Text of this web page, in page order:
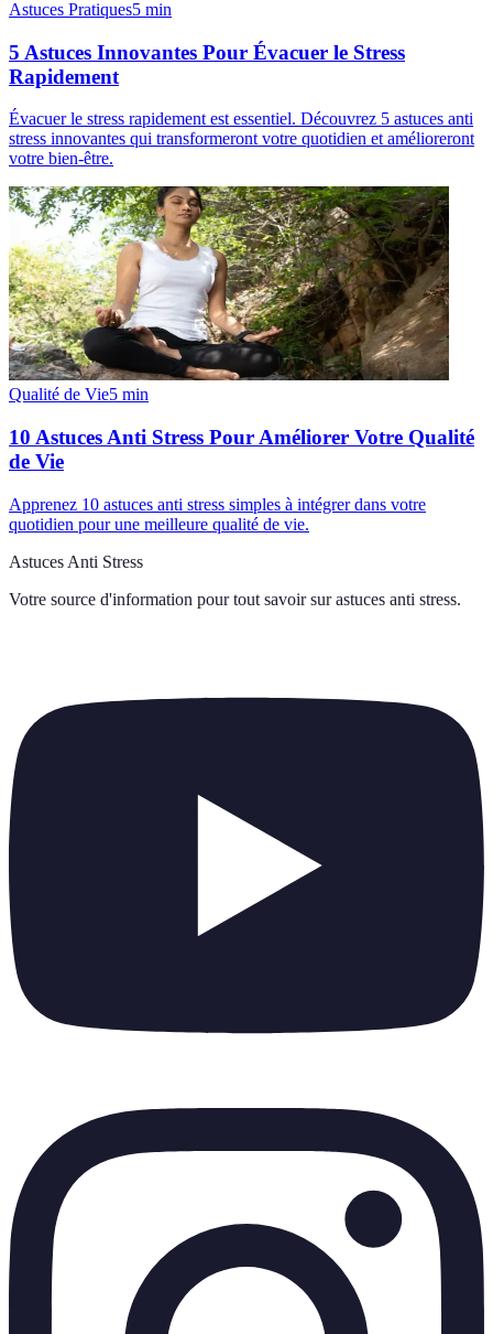
Astuces Pratiques5 min
5 Astuces Innovantes Pour Évacuer le Stress
Rapidement
Évacuer le stress rapidement est essentiel. Découvrez 5 astuces anti
stress innovantes qui transformeront votre quotidien et amélioreront
votre bien-être.
Qualité de Vie5 min
10 Astuces Anti Stress Pour Améliorer Votre Qualité
de Vie
Apprenez 10 astuces anti stress simples à intégrer dans votre
quotidien pour une meilleure qualité de vie.
Astuces Anti Stress
Votre source d'information pour tout savoir sur astuces anti stress.